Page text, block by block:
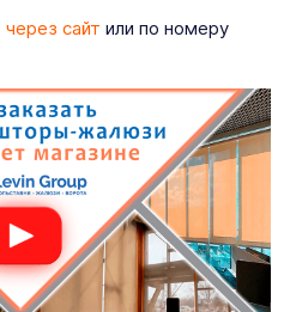
через сайт или по номеру